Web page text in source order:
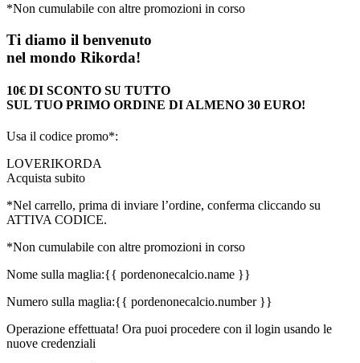
*Non cumulabile con altre promozioni in corso
Ti diamo il benvenuto
nel mondo Rikorda!
10€ DI SCONTO SU TUTTO
SUL TUO PRIMO ORDINE DI ALMENO 30 EURO!
Usa il codice promo*:
LOVERIKORDA
Acquista subito
*Nel carrello, prima di inviare l’ordine, conferma cliccando su
ATTIVA CODICE.
*Non cumulabile con altre promozioni in corso
Nome sulla maglia:{{ pordenonecalcio.name }}
Numero sulla maglia:{{ pordenonecalcio.number }}
Operazione effettuata! Ora puoi procedere con il login usando le
nuove credenziali